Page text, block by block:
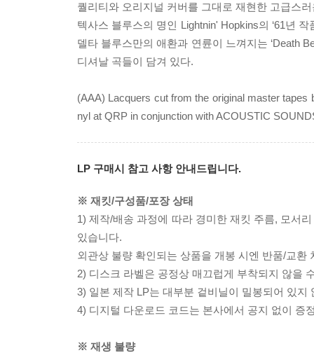
퀄리티와 오리지널 커버를 그대로 재현한 고급스
텍사스 블루스의 명인 Lightnin' Hopkins의 ‘61년
델타 블루스만의 애환과 연륜이 느껴지는 ‘Death
디셔날 곡들이 담겨 있다.
(AAA) Lacquers cut from the original master
nyl at QRP in conjunction with ACOUSTIC
LP 구매시 참고 사항 안내드립니다.
※ 재킷/구성품/포장 상태
1) 제작/배송 과정에 따라 경미한 재킷 주름, 모서
있습니다.
외관상 불량 확인되는 상품을 개봉 시엔 반품/교환
2) 디스크 라벨은 공정상 매끄럽게 부착되지 않을
3) 일본 제작 LP는 대부분 겉비닐이 밀봉되어 있지
4) 디지털 다운로드 코드는 본사에서 공지 없이 증
※ 재생 불량